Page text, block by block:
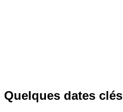
Quelques dates clés